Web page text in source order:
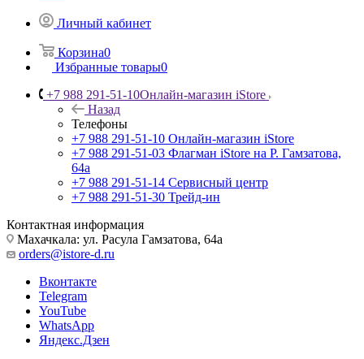
Личный кабинет
Корзина0
Избранные товары0
+7 988 291-51-10Онлайн-магазин iStore
Назад
Телефоны
+7 988 291-51-10 Онлайн-магазин iStore
+7 988 291-51-03 Флагман iStore на Р. Гамзатова,
64а
+7 988 291-51-14 Сервисный центр
+7 988 291-51-30 Трейд-ин
Контактная информация
Махачкала: ул. Расула Гамзатова, 64а
orders@istore-d.ru
Вконтакте
Telegram
YouTube
WhatsApp
Яндекс.Дзен